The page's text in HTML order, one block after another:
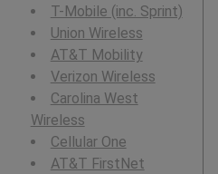
T-Mobile (inc. Sprint)
Union Wireless
AT&T Mobility
Verizon Wireless
Carolina West
Wireless
Cellular One
AT&T FirstNet